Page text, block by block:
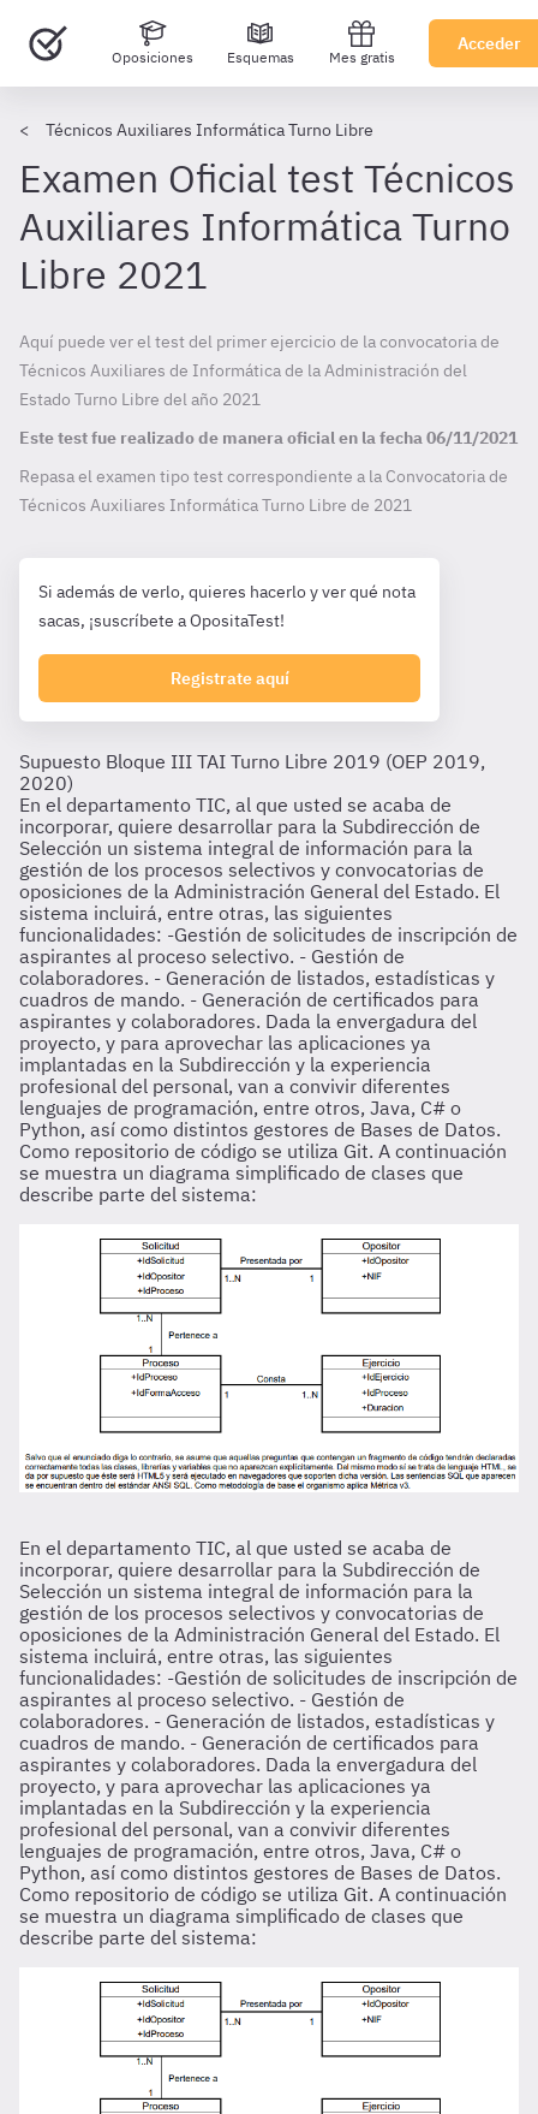
Oposiciones Esquemas Mes gratis
Acceder
Técnicos Auxiliares Informática Turno Libre
Examen Oficial test Técnicos
Auxiliares Informática Turno
Libre 2021
Aquí puede ver el test del primer ejercicio de la convocatoria de
Técnicos Auxiliares de Informática de la Administración del
Estado Turno Libre del año 2021
Este test fue realizado de manera oficial en la fecha06/11/2021
Repasa el examen tipo test correspondiente a la Convocatoria de
Técnicos Auxiliares Informática Turno Libre de 2021
Si además de verlo, quieres hacerlo y ver qué nota
sacas, ¡suscríbete a OpositaTest!
Registrate aquí
Supuesto Bloque III TAI Turno Libre 2019 (OEP 2019,
2020)
En el departamento TIC, al que usted se acaba de
incorporar, quiere desarrollar para la Subdirección de
Selección un sistema integral de información para la
gestión de los procesos selectivos y convocatorias de
oposiciones de la Administración General del Estado. El
sistema incluirá, entre otras, las siguientes
funcionalidades: -Gestión de solicitudes de inscripción de
aspirantes al proceso selectivo. - Gestión de
colaboradores. - Generación de listados, estadísticas y
cuadros de mando. - Generación de certificados para
aspirantes y colaboradores. Dada la envergadura del
proyecto, y para aprovechar las aplicaciones ya
implantadas en la Subdirección y la experiencia
profesional del personal, van a convivir diferentes
lenguajes de programación, entre otros, Java, C# o
Python, así como distintos gestores de Bases de Datos.
Como repositorio de código se utiliza Git. A continuación
se muestra un diagrama simplificado de clases que
describe parte del sistema:
En el departamento TIC, al que usted se acaba de
incorporar, quiere desarrollar para la Subdirección de
Selección un sistema integral de información para la
gestión de los procesos selectivos y convocatorias de
oposiciones de la Administración General del Estado. El
sistema incluirá, entre otras, las siguientes
funcionalidades: -Gestión de solicitudes de inscripción de
aspirantes al proceso selectivo. - Gestión de
colaboradores. - Generación de listados, estadísticas y
cuadros de mando. - Generación de certificados para
aspirantes y colaboradores. Dada la envergadura del
proyecto, y para aprovechar las aplicaciones ya
implantadas en la Subdirección y la experiencia
profesional del personal, van a convivir diferentes
lenguajes de programación, entre otros, Java, C# o
Python, así como distintos gestores de Bases de Datos.
Como repositorio de código se utiliza Git. A continuación
se muestra un diagrama simplificado de clases que
describe parte del sistema: